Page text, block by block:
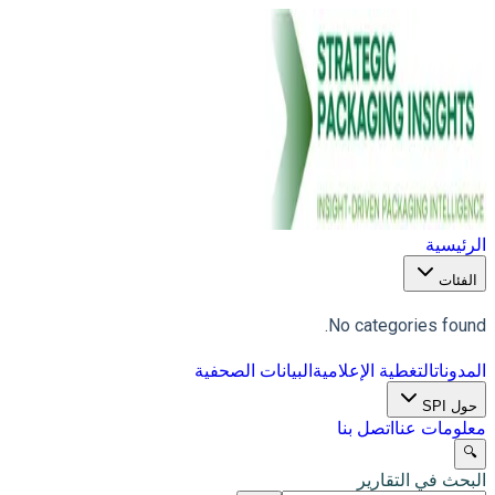
الرئيسية
الفئات
No categories found.
المدوناتالتغطية الإعلاميةالبيانات الصحفية
حول SPI
معلومات عنااتصل بنا
🔍
البحث في التقارير